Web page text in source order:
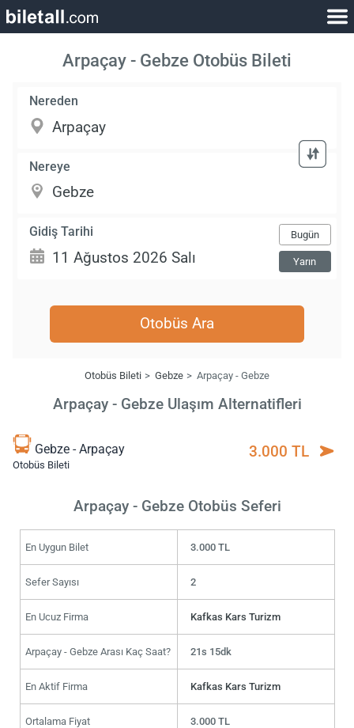
Arpaçay - Gebze Otobüs Bileti
Nereden
Nereye
Gidiş Tarihi Bugün
Yarın
Otobüs Ara
Otobüs Bileti Gebze Arpaçay - Gebze
Arpaçay - Gebze Ulaşım Alternatifleri
Gebze - Arpaçay
Otobüs Bileti
3.000 TL
Arpaçay - Gebze Otobüs Seferi
En Uygun Bilet 3.000 TL
Sefer Sayısı 2
En Ucuz Firma Kafkas Kars Turizm
Arpaçay - Gebze Arası Kaç Saat? 21s 15dk
En Aktif Firma Kafkas Kars Turizm
Ortalama Fiyat 3.000 TL